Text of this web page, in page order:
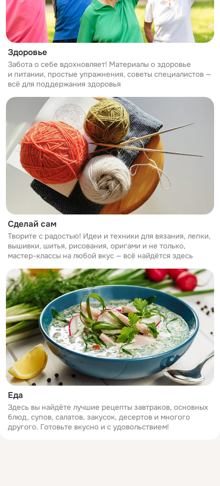
Здоровье
Забота о себе вдохновляет! Материалы о здоровье
и питании, простые упражнения, советы специалистов —
всё для поддержания здоровья
Сделай сам
Творите с радостью! Идеи и техники для вязания, лепки,
вышивки, шитья, рисования, оригами и не только,
мастер-классы на любой вкус — всё найдётся здесь
Еда
Здесь вы найдёте лучшие рецепты завтраков, основных
блюд, супов, салатов, закусок, десертов и многого
другого. Готовьте вкусно и с удовольствием!